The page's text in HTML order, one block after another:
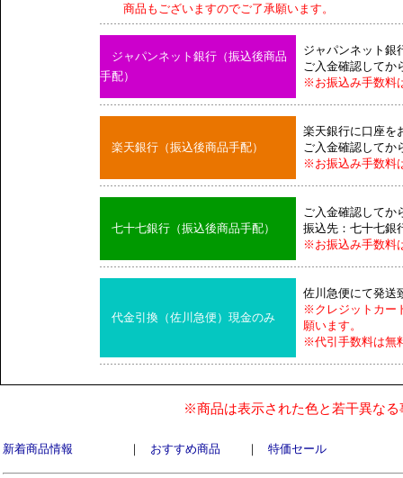
商品もございますのでご了承願います。
ジャパンネット銀行（振込後商品
手配）
ジャパンネット銀
ご入金確認してか
※お振込み手数料
楽天銀行（振込後商品手配）
楽天銀行に口座を
ご入金確認してか
※お振込み手数料
七十七銀行（振込後商品手配）
ご入金確認してか
振込先：七十七銀
※お振込み手数料
代金引換（佐川急便）現金のみ
佐川急便にて発送
※クレジットカー
願います。
※代引手数料は無
※商品は表示された色と若干異な
新着商品情報 ｜ おすすめ商品 ｜ 特価セール